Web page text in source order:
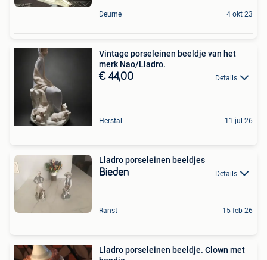
Deurne 4 okt 23
Vintage porseleinen beeldje van het
merk Nao/Lladro.
€ 44,00 Details
Herstal 11 jul 26
Lladro porseleinen beeldjes
Bieden Details
Ranst 15 feb 26
Lladro porseleinen beeldje. Clown met